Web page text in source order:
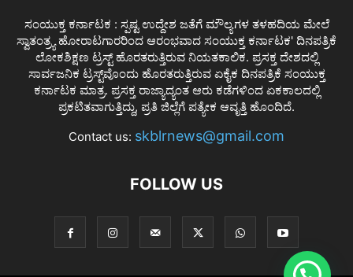
ಸಂಯುಕ್ತ ಕರ್ನಾಟಕ : ಸ್ಪಷ್ಟ ಉದ್ದೇಶ ಜತೆಗೆ ಮೌಲ್ಯಗಳ ತಳಹದಿಯ ಮೇಲೆ
ಸ್ವಾತಂತ್ರ್ಯ ಹೋರಾಟಗಾರರಿಂದ ಆರಂಭವಾದ ಸಂಯುಕ್ತ ಕರ್ನಾಟಕ' ದಿನಪತ್ರಿಕೆ
ಲೋಕಶಿಕ್ಷಣ ಟ್ರಸ್ಟ್ ಹೊರತರುತ್ತಿರುವ ನಿಯತಕಾಲಿಕ. ಪ್ರಸಕ್ತ ದೇಶದಲ್ಲಿ
ಸಾರ್ವಜನಿಕ ಟ್ರಸ್ಟ್‌ವೊಂದು ಹೊರತರುತ್ತಿರುವ ಏಕೈಕ ದಿನಪತ್ರಿಕೆ ಸಂಯುಕ್ತ
ಕರ್ನಾಟಕ ಮಾತ್ರ. ಪ್ರಸಕ್ತ ರಾಜ್ಯಾದ್ಯಂತ ಆರು ಕಡೆಗಳಿಂದ ಏಕಕಾಲದಲ್ಲಿ
ಪ್ರಕಟಿತವಾಗುತ್ತಿದ್ದು, ಪ್ರತಿ ಜಿಲ್ಲೆಗೆ ಪತ್ಯೇಕ ಆವೃತ್ತಿ ಹೊಂದಿದೆ.
Contact us: skblrnews@gmail.com
FOLLOW US